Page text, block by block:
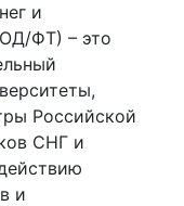
и
ФТ) – это
Российской
СНГ и
и